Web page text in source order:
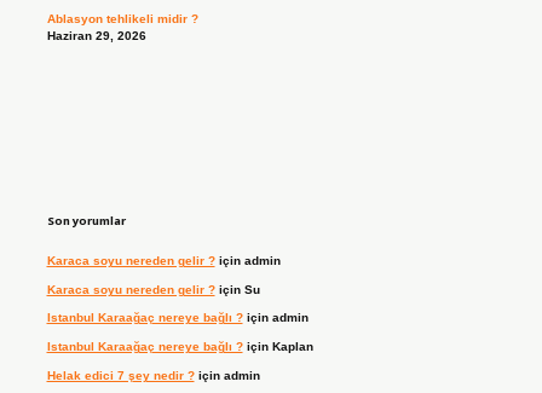
Ablasyon tehlikeli midir ?
Haziran 29, 2026
Son yorumlar
Karaca soyu nereden gelir ?için admin
Karaca soyu nereden gelir ?için Su
Istanbul Karaağaç nereye bağlı ?için admin
Istanbul Karaağaç nereye bağlı ?için Kaplan
Helak edici 7 şey nedir ?için admin